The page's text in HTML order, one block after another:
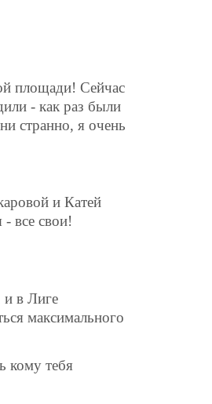
площади! Сейчас
- как раз были
странно, я очень
и Катей
все свои!
в Лиге
максимального
кому тебя